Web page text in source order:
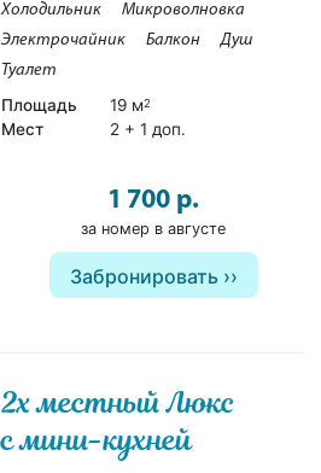
Холодильник
Микроволновка
Электрочайник
Балкон
Душ
Туалет
Площадь 19 м2
Мест 2 + 1 доп.
1 700 р.
за номер в августе
Забронировать
2х местный Люкс
с мини-кухней